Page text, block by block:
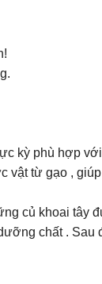
kỳ phù hợp
từ gạo ,
củ khoai tây
chất . Sau